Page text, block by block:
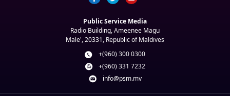
Public Service Media
Radio Building, Ameenee Magu
Male', 20331, Republic of Maldives
+(960) 300 0300
+(960) 331 7232
info@psm.mv